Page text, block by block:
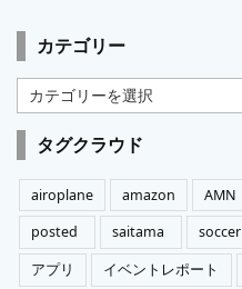
カテゴリー
テ
ゴ
ー
タグクラウド
airoplane amazon AMN
posted
saitama soccer
アプリ
イベントレポート